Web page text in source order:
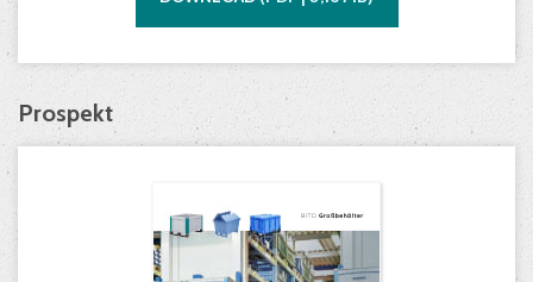
Prospekt